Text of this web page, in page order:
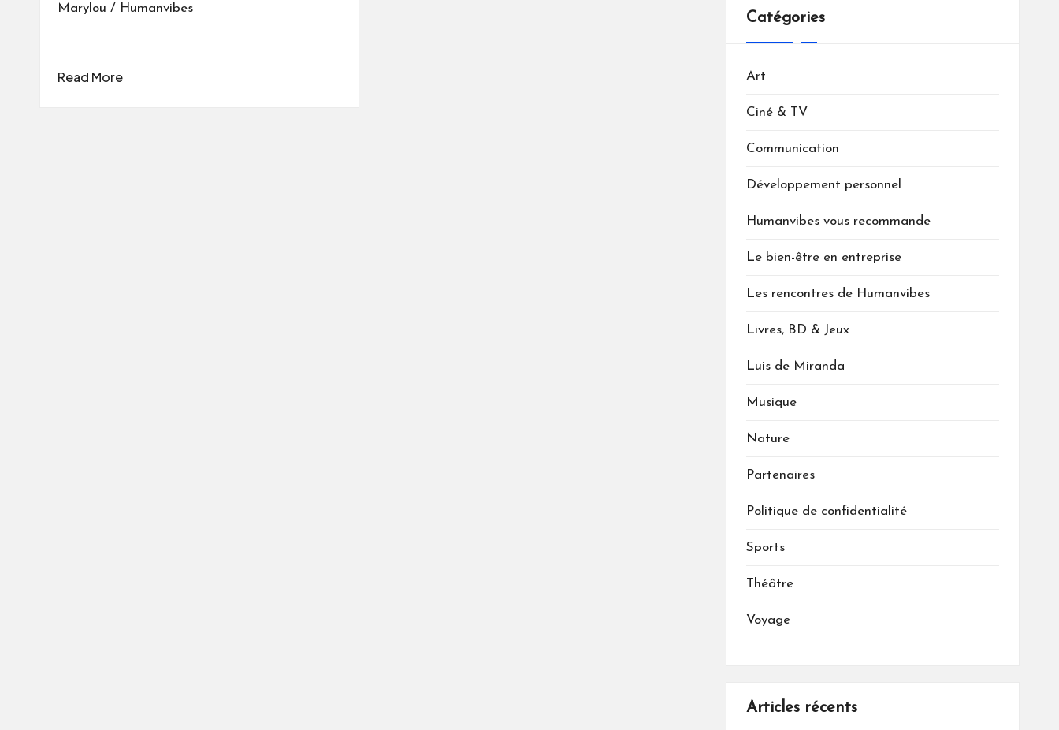
Marylou / Humanvibes
Read More
Catégories
Art
Ciné & TV
Communication
Développement personnel
Humanvibes vous recommande
Le bien-être en entreprise
Les rencontres de Humanvibes
Livres, BD & Jeux
Luis de Miranda
Musique
Nature
Partenaires
Politique de confidentialité
Sports
Théâtre
Voyage
Articles récents